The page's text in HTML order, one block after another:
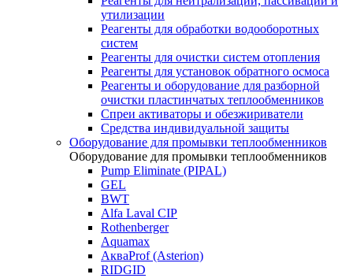
утилизации
Реагенты для обработки водооборотных
систем
Реагенты для очистки систем отопления
Реагенты для установок обратного осмоса
Реагенты и оборудование для разборной
очистки пластинчатых теплообменников
Спреи активаторы и обезжириватели
Средства индивидуальной защиты
Оборудование для промывки теплообменников
Оборудование для промывки теплообменников
Pump Eliminate (PIPAL)
GEL
BWT
Alfa Laval CIP
Rothenberger
Aquamax
АкваProf (Asterion)
RIDGID